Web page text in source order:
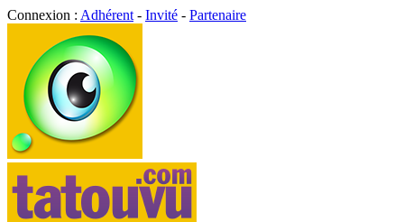
Connexion : Adhérent - Invité - Partenaire